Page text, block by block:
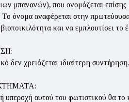
μπανανών), που ονομάζεται επίσης
Το όνομα αναφέρεται στην
και να εμπλουτίσει
δεν χρειάζεται ιδιαίτερη
υπεροχή αυτού του φωτιστικού θα το